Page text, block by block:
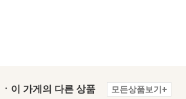
ㆍ이 가게의 다른 상품 모든상품보기+